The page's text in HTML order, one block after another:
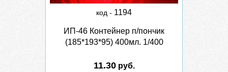
код - 1194
ИП-46 Контейнер п/пончик
(185*193*95) 400мл. 1/400
11.30руб.